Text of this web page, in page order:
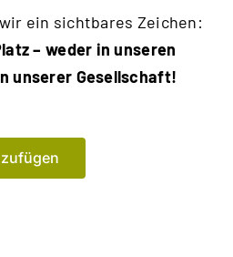
ein sichtbares Zeichen:
– weder in unseren
unserer Gesellschaft!